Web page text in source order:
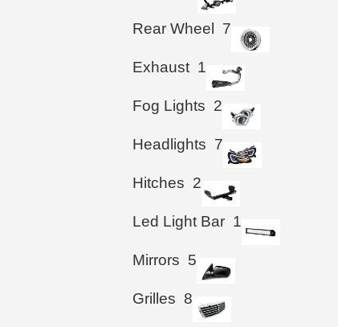
Rear Wheel 7
Exhaust 1
Fog Lights 2
Headlights 7
Hitches 2
Led Light Bar 1
Mirrors 5
Grilles 8